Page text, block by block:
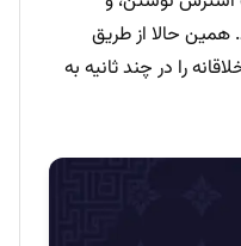
همین حالا از طریق
را در چند ثانیه به